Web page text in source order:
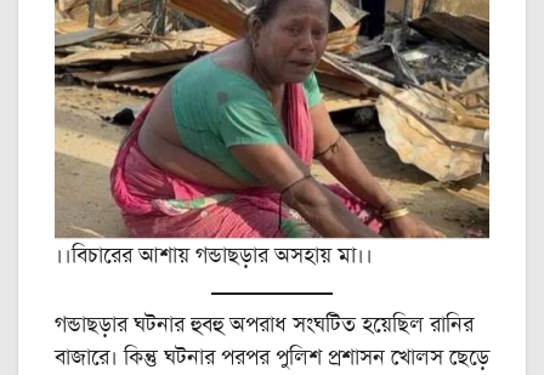
।।বিচারের আশায় গন্ডাছড়ার অসহায় মা।।
গন্ডাছড়ার ঘটনার হুবহু অপরাধ সংঘটিত হয়েছিল রানির
বাজারে। কিন্তু ঘটনার পরপর পুলিশ প্রশাসন খোলস ছেড়ে